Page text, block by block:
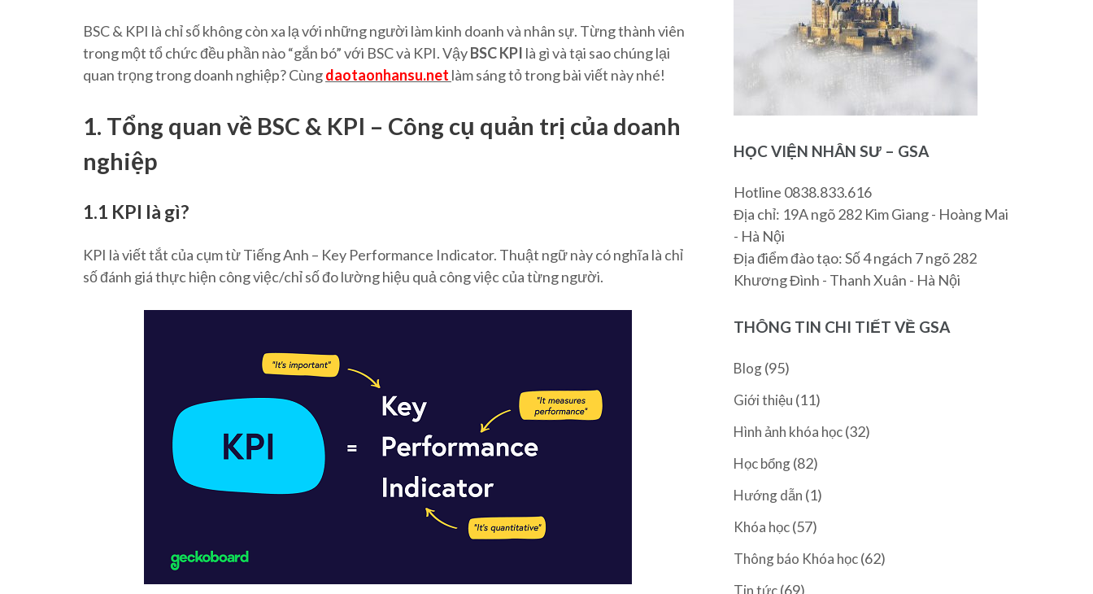
BSC & KPI là chỉ số không còn xa lạ với những người làm kinh doanh và nhân sự. Từng thành viên
trong một tổ chức đều phần nào “gắn bó” với BSC và KPI. VậyBSC KPI là gì và tại sao chúng lại
quan trọng trong doanh nghiệp? Cùngdaotaonhansu.net làm sáng tỏ trong bài viết này nhé!
1. Tổng quan về BSC & KPI – Công cụ quản trị của doanh
nghiệp
1.1 KPI là gì?
KPI là viết tắt của cụm từ Tiếng Anh – Key Performance Indicator. Thuật ngữ này có nghĩa là chỉ
số đánh giá thực hiện công việc/chỉ số đo lường hiệu quả công việc của từng người.
HỌC VIỆN NHÂN SƯ – GSA
Hotline 0838.833.616
Địa chỉ: 19A ngõ 282 Kim Giang - Hoàng Mai
- Hà Nội
Địa điểm đào tạo: Số 4 ngách 7 ngõ 282
Khương Đình - Thanh Xuân - Hà Nội
THÔNG TIN CHI TIẾT VỀ GSA
Blog(95)
Giới thiệu (11)
Hình ảnh khóa học(32)
Học bổng(82)
Hướng dẫn (1)
Khóa học(57)
Thông báo Khóa học(62)
Tin tức(69)